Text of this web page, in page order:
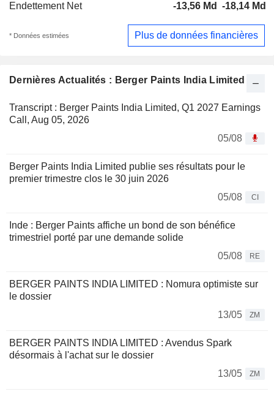
Dernières Actualités : Berger Paints India Limited
Transcript : Berger Paints India Limited, Q1 2027 Earnings
Call, Aug 05, 2026
05/08
Berger Paints India Limited publie ses résultats pour le
premier trimestre clos le 30 juin 2026
05/08
CI
Inde : Berger Paints affiche un bond de son bénéfice
trimestriel porté par une demande solide
05/08
RE
BERGER PAINTS INDIA LIMITED : Nomura optimiste sur
le dossier
13/05
ZM
BERGER PAINTS INDIA LIMITED : Avendus Spark
désormais à l'achat sur le dossier
13/05
ZM
Endettement Net
-13,56 Md -18,14 Md
* Données estimées Plus de données financières